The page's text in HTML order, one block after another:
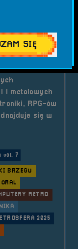
–
i metalowych
RPG-ów
się w
vol. 7
BRZEGU
RETRO
2025
SIĘ